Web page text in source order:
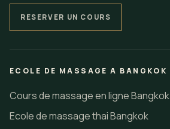
RESERVER UN COURS
ECOLE DE MASSAGE A BANGKOK
Cours de massage en ligne Bangkok
Ecole de massage thai Bangkok